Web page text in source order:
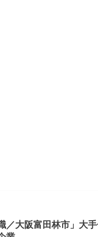
／大阪富田林市」大